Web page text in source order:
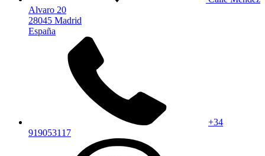
Alvaro 20
28045 Madrid
España
+34
919053117